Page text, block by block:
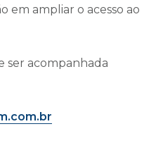
em ampliar o acesso ao
ser acompanhada